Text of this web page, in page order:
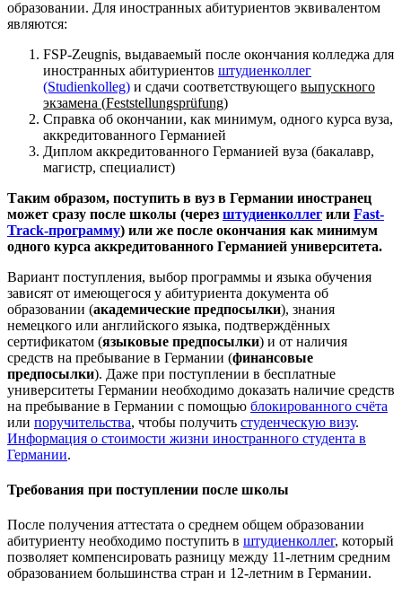
образовании. Для иностранных абитуриентов эквивалентом
являются:
FSP-Zeugnis, выдаваемый после окончания колледжа для
иностранных абитуриентов штудиенколлег
(Studienkolleg) и сдачи соответствующего выпускного
экзамена (Feststellungsprüfung)
Справка об окончании, как минимум, одного курса вуза,
аккредитованного Германией
Диплом аккредитованного Германией вуза (бакалавр,
магистр, специалист)
Таким образом, поступить в вуз в Германии иностранец
может сразу после школы (через штудиенколлег или Fast-
Track-программу) или же после окончания как минимум
одного курса аккредитованного Германией университета.
Вариант поступления, выбор программы и языка обучения
зависят от имеющегося у абитуриента документа об
образовании (академические предпосылки), знания
немецкого или английского языка, подтверждённых
сертификатом (языковые предпосылки) и от наличия
средств на пребывание в Германии (финансовые
предпосылки). Даже при поступлении в бесплатные
университеты Германии необходимо доказать наличие средств
на пребывание в Германии с помощью блокированного счёта
или поручительства, чтобы получить студенческую визу.
Информация о стоимости жизни иностранного студента в
Германии.
Требования при поступлении после школы
После получения аттестата о среднем общем образовании
абитуриенту необходимо поступить в штудиенколлег, который
позволяет компенсировать разницу между 11-летним средним
образованием большинства стран и 12-летним в Германии.